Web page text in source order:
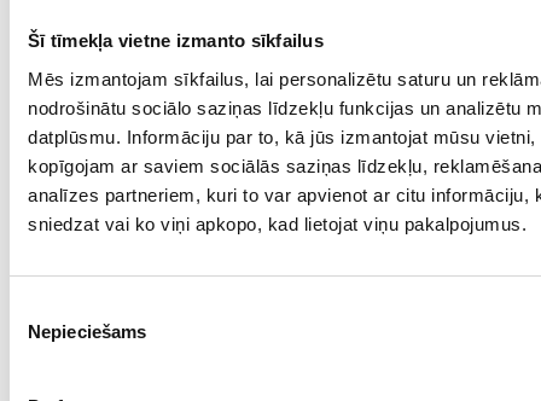
Šī tīmekļa vietne izmanto sīkfailus
Mēs izmantojam sīkfailus, lai personalizētu saturu un
nodrošinātu sociālo saziņas līdzekļu funkcijas un analizētu
datplūsmu. Informāciju par to, kā jūs izmantojat mūsu
kopīgojam ar saviem sociālās saziņas līdzekļu,
analīzes partneriem, kuri to var apvienot ar citu informāciju,
sniedzat vai ko viņi apkopo, kad lietojat viņu pakalpojumus.
izvēle
Nepieciešams
Проба: 750, Bес: 4.64
€ 672.80
ДОБАВИТЬ В КОРЗИНУ